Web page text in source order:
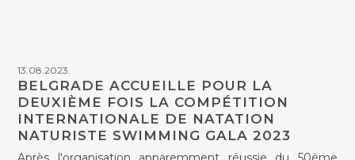
13.08.2023.
BELGRADE ACCUEILLE POUR LA
DEUXIÈME FOIS LA COMPÉTITION
INTERNATIONALE DE NATATION
NATURISTE SWIMMING GALA 2023